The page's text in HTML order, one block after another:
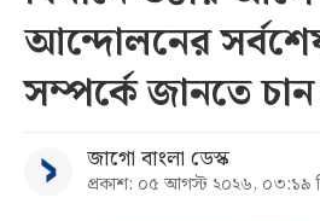
আন্দোলনের
সম্পর্কে জানতে চান
জাগো বাংলা ডেস্ক
প্রকাশ: ০৫ আগস্ট ২০২৬, ০৩:১৯